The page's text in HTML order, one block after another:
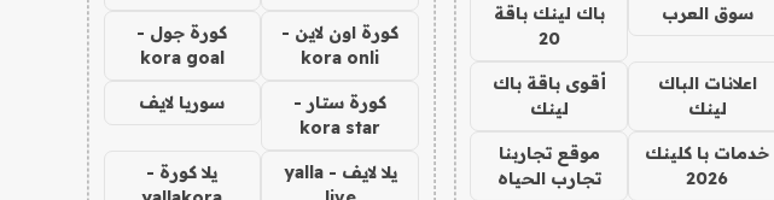
سوق العرب
باك لينك باقة
20
اعلانات الباك
لينك
أقوى باقة باك
لينك
خدمات با كلينك
2026
موقع تجاربنا
تجارب الحياه
كورة اون لاين -
kora onli
كورة جول -
kora goal
كورة ستار -
kora star
سوريا لايف
يلا لايف - yalla
يلا كورة -